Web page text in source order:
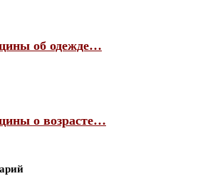
об одежде…
о возрасте…